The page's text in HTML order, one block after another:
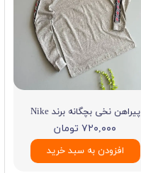
پیراهن نخی بچگانه برند Nike
۷۲۰,۰۰۰ تومان
افزودن به سبد خرید